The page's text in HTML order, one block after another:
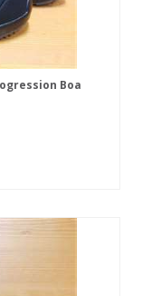
Boa